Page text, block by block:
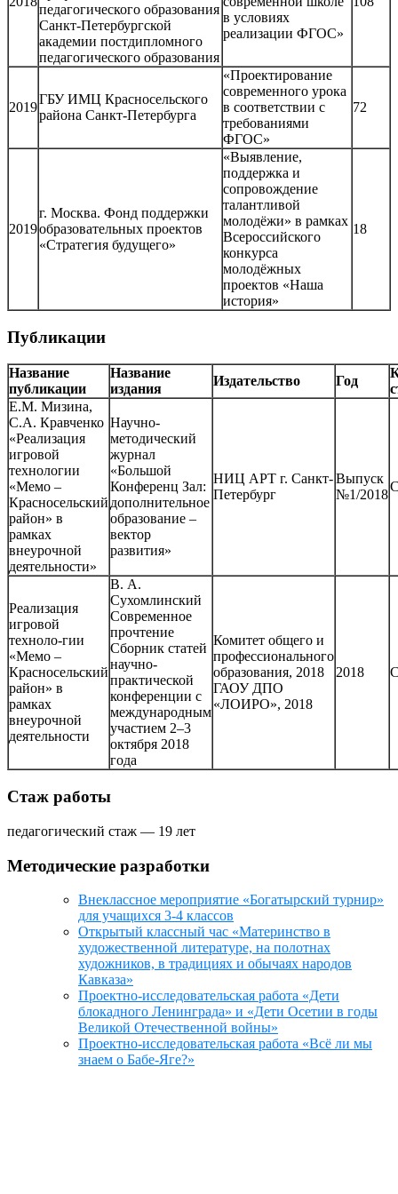
педагогического образования
Санкт-Петербургской
академии постдипломного
педагогического образования
в условиях
реализации ФГОС»
2019
ГБУ ИМЦ Красносельского
района Санкт-Петербурга
«Проектирование
современного урока
в соответствии с
требованиями
ФГОС»
72
2019
г. Москва. Фонд поддержки
образовательных проектов
«Стратегия будущего»
«Выявление,
поддержка и
сопровождение
талантливой
молодёжи» в рамках
Всероссийского
конкурса
молодёжных
проектов «Наша
история»
18
Публикации
Название
публикации
Название
издания
Издательство Год
Е.М. Мизина,
С.А. Кравченко
«Реализация
игровой
технологии
«Мемо –
Красносельский
район» в
рамках
внеурочной
деятельности»
Научно-
методический
журнал
«Большой
Конференц Зал:
дополнительное
образование –
вектор
развития»
НИЦ АРТ г. Санкт-
Петербург
Выпуск
№1/2018
Реализация
игровой
техноло-гии
«Мемо –
Красносельский
район» в
рамках
внеурочной
деятельности
В. А.
Сухомлинский
Современное
прочтение
Сборник статей
научно-
практической
конференции с
международным
участием 2–3
октября 2018
года
Комитет общего и
профессионального
образования, 2018
ГАОУ ДПО
«ЛОИРО», 2018
2018
Стаж работы
педагогический стаж — 19 лет
Методические разработки
Внеклассное мероприятие «Богатырский турнир»
для учащихся 3-4 классов
Открытый классный час «Материнство в
художественной литературе, на полотнах
художников, в традициях и обычаях народов
Кавказа»
Проектно-исследовательская работа «Дети
блокадного Ленинграда» и «Дети Осетии в годы
Великой Отечественной войны»
Проектно-исследовательская работа «Всё ли мы
знаем о Бабе-Яге?»